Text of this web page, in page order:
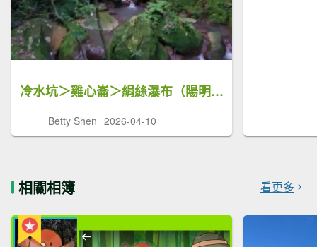
冷水坑＞雞心崙＞絹絲瀑布（陽明山尋印者）
Betty Shen 2026-04-10
相關相簿 看更多